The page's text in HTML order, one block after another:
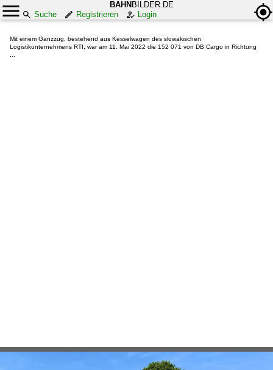
BAHN BILDER.DE
Suche
Registrieren Login
Mit einem Ganzzug, bestehend aus Kesselwagen des slowakischen
Logistikunternehmens RTI, war am 11. Mai 2022 die 152 071 von DB Cargo in Richtung